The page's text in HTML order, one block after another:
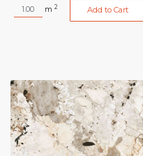
m 2 Add to Cart